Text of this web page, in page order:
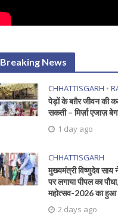
Breaking News
CHHATTISGARH •
पेड़ों के बग़ैर जीवन की
सकती – मिर्ज़ा एजाज़ बेग
1 day ago
CHHATTISGARH
मुख्यमंत्री विष्णुदेव साय
पर लगाया पीपल का
महोत्सव-2026 का हुआ
2 days ago